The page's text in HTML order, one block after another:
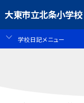
大東市立北条小学校
学校日記メニュー